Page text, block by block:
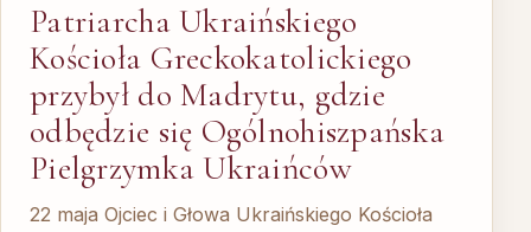
Patriarcha Ukraińskiego
Kościoła Greckokatolickiego
przybył do Madrytu, gdzie
odbędzie się Ogólnohiszpańska
Pielgrzymka Ukraińców
22 maja Ojciec i Głowa Ukraińskiego Kościoła